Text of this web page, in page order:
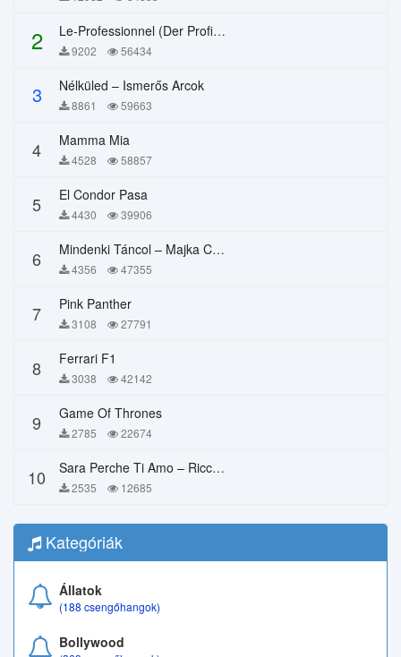
2 Le-Professionnel (Der Profi) – Chi Mai
9202 56434
3 Nélküled – Ismerős Arcok
8861 59663
4 Mamma Mia
4528 58857
5 El Condor Pasa
4430 39906
6 Mindenki Táncol – Majka Curtis, Péter Majoros
4356 47355
7 Pink Panther
3108 27791
8 Ferrari F1
3038 42142
9 Game Of Thrones
2785 22674
10 Sara Perche Ti Amo – Ricchi E Poveri
2535 12685
Kategóriák
Állatok
(188 csengőhangok)
Bollywood